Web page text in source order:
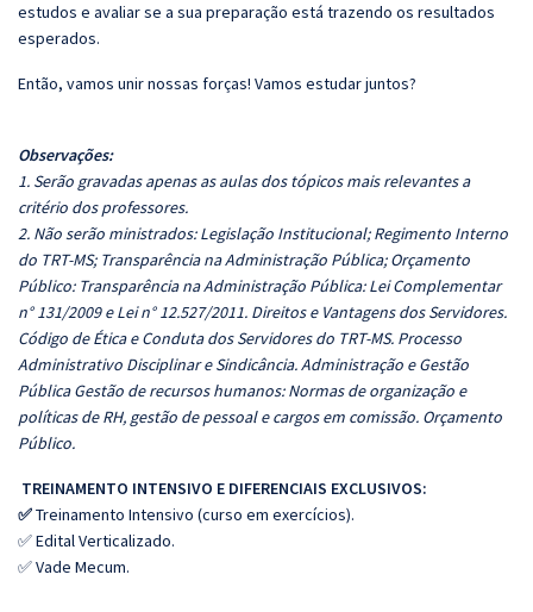
estudos e avaliar se a sua preparação está trazendo os resultados
esperados.
Então, vamos unir nossas forças! Vamos estudar juntos?
Observações:
1. Serão gravadas apenas as aulas dos tópicos mais relevantes a
critério dos professores.
2. Não serão ministrados: Legislação Institucional; Regimento Interno
do TRT-MS; Transparência na Administração Pública; Orçamento
Público: Transparência na Administração Pública: Lei Complementar
n° 131/2009 e Lei n° 12.527/2011. Direitos e Vantagens dos Servidores.
Código de Ética e Conduta dos Servidores do TRT-MS. Processo
Administrativo Disciplinar e Sindicância. Administração e Gestão
Pública Gestão de recursos humanos: Normas de organização e
políticas de RH, gestão de pessoal e cargos em comissão. Orçamento
Público.
TREINAMENTO INTENSIVO E DIFERENCIAIS EXCLUSIVOS:
✅Treinamento Intensivo (curso em exercícios).
✅ Edital Verticalizado.
✅ Vade Mecum.